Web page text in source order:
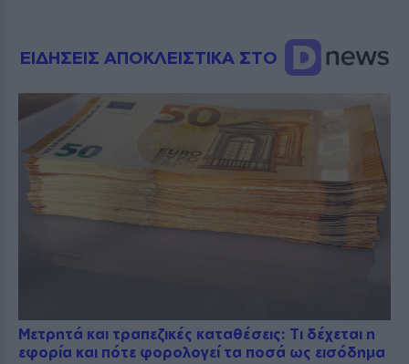
ΕΙΔΗΣΕΙΣ ΑΠΟΚΛΕΙΣΤΙΚΑ ΣΤΟ
Μετρητά και τραπεζικές καταθέσεις: Τι δέχεται η
εφορία και πότε φορολογεί τα ποσά ως εισόδημα